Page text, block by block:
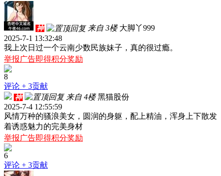
神 来自 3楼 大脚丫999
2025-7-1 13:32:48
我上次日过一个云南少数民族妹子，真的很过瘾。
举报广告即得积分奖励
8
评论 + 3贡献
神 来自 4楼 黑猫股份
2025-7-4 12:55:59
风情万种的骚浪美女，圆润的身躯，配上精油，浑身上下散发
着诱惑魅力的完美身材
举报广告即得积分奖励
6
评论 + 3贡献